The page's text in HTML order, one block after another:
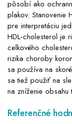
pôsobí ako
plakov. Stanovenie
pre interpretáciu
HDL-cholesterol je
celkového
rizika choroby
sa používa na
sa tiež použiť na
na zníženie obsahu
Referenčné